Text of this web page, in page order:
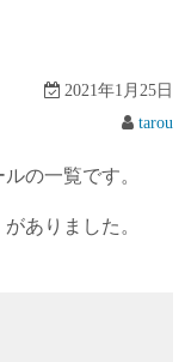
2021年1月25日
tarou
の一覧です。
ありました。